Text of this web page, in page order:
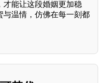
才能让这段婚姻更加稳
与温情，仿佛在每一刻都